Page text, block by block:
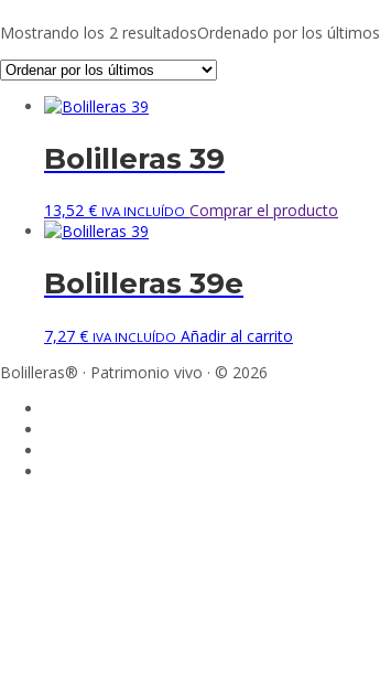
Mostrando los 2 resultadosOrdenado por los últimos
Bolilleras 39
13,52 € IVA INCLUÍDO Comprar el producto
Bolilleras 39e
7,27 € IVA INCLUÍDO Añadir al carrito
Bolilleras® · Patrimonio vivo · © 2026